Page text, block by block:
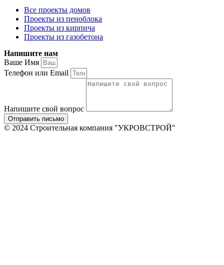
Все проекты домов
Проекты из пеноблока
Проекты из кирпича
Проекты из газобетона
Напишите нам
Ваше Имя
Телефон или Email
Напишите свой вопрос
Отправить письмо
© 2024 Строительная компания "УКРОВСТРОЙ"